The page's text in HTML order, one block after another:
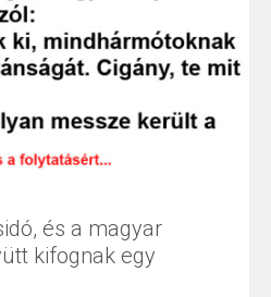
és a magyar
kifognak egy